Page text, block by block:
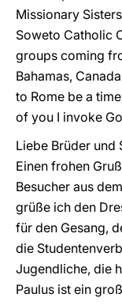
Missionary
Soweto Catholic
groups coming
Bahamas,
to Rome be a
of you I invoke
Liebe Brüder und
Einen frohen
Besucher aus
grüße ich den
für den Gesang,
die
Jugendliche, die
Paulus ist ein